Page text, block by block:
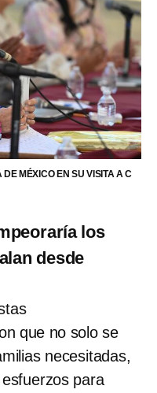
MÉXICO EN SU VISITA A C
los
desde
que no solo se
necesitadas,
para